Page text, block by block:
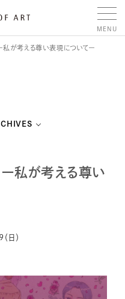
が考える尊い表現についてー
私が考える尊い
）